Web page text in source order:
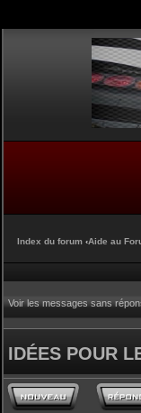
Index du forum ‹Aide au
Voir les messages sans
IDÉES POUR